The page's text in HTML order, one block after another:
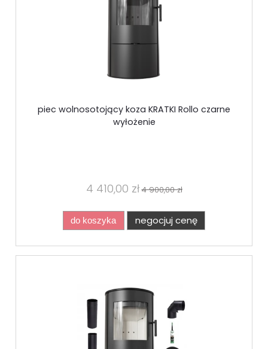
piec wolnosotojący koza KRATKI Rollo czarne
wyłożenie
4 410,00 zł 4 900,00 zł
do koszyka negocjuj cenę